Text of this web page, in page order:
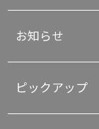
お知らせ
ピックアップ